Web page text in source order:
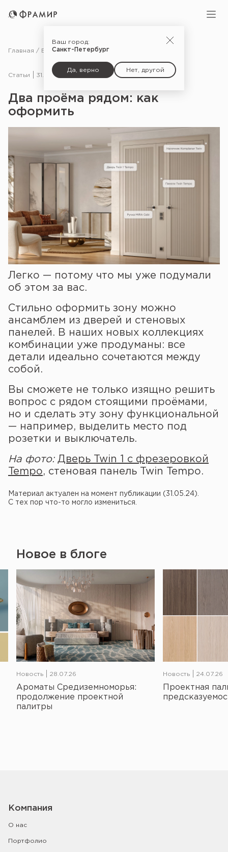
Ваш город:
Санкт-Петербург
Да, верно Нет, другой
Главная Блог Статьи
Статьи 31.05.24
Два проёма рядом: как
оформить
Легко — потому что мы уже подумали
об этом за вас.
Стильно оформить зону можно
ансамблем из дверей и стеновых
панелей. В наших новых коллекциях
комбинации уже продуманы: все
детали идеально сочетаются между
собой.
Вы сможете не только изящно решить
вопрос с рядом стоящими проёмами,
но и сделать эту зону функциональной
— например, выделить место под
розетки и выключатель.
На фото: Дверь Twin 1 с фрезеровкой
Tempo, стеновая панель Twin Tempo.
Материал актуален на момент публикации (31.05.24).
С тех пор что-то могло измениться.
Новое в блоге
Новость 28.07.26
Ароматы Средиземноморья:
продолжение проектной
палитры
Новость 24.07.26
Проектная
Компания
О нас
Портфолио